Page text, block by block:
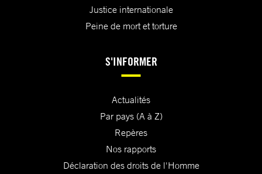
Justice internationale
Peine de mort et torture
S'INFORMER
Actualités
Par pays (A à Z)
Repères
Nos rapports
Déclaration des droits de l'Homme